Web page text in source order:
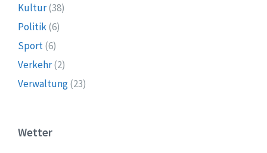
Kultur(38)
Politik(6)
Sport(6)
Verkehr(2)
Verwaltung(23)
Wetter